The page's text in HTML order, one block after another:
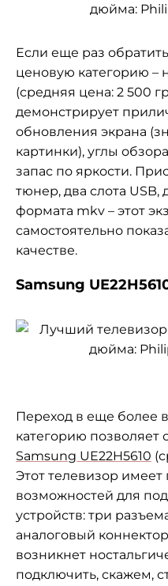
Если еще раз
ценовую категорию –
(средняя цена: 2 500
демонстрирует
обновления экрана
картинки), углы
запас по яркости.
тюнер, два слота
формата mkv – этот
самостоятельно
качестве.
Samsung
Переход в еще более
категорию позволяет
Samsung UE22H5610
Этот телевизор
возможностей для
устройств: три
аналоговый
возникнет
подключить, скажем,